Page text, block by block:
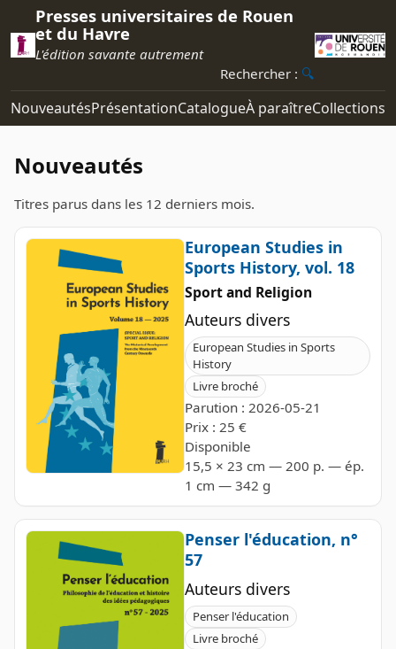
Presses universitaires de Rouen
et du Havre
L'édition savante autrement
Rechercher : 🔍
NouveautésPrésentationCatalogueÀ paraîtreCollections
Nouveautés
Titres parus dans les 12 derniers mois.
European Studies in
Sports History, vol. 18
Sport and Religion
Auteurs divers
European Studies in Sports
History
Livre broché
Parution : 2026-05-21
Prix : 25 €
Disponible
15,5 × 23 cm — 200 p. — ép.
1 cm — 342 g
Penser l'éducation, n°
57
Auteurs divers
Penser l'éducation
Livre broché